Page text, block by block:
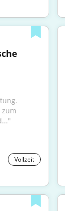
zum
Vollzeit